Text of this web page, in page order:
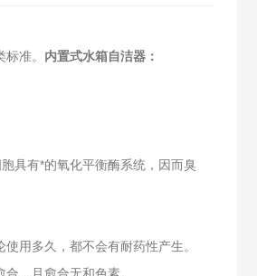
准。 内置式水箱自洁器：
具有*的氧化平衡酶系统，因而臭
用多久，都不会有耐药性产生。